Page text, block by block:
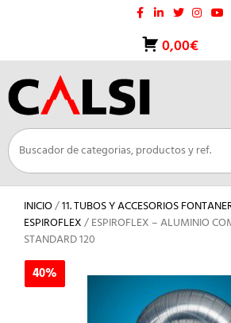
0,00€
INICIO/11. TUBOS Y ACCESORIOS
ESPIROFLEX/ ESPIROFLEX – ALUMINIO
STANDARD 120
40%
40%